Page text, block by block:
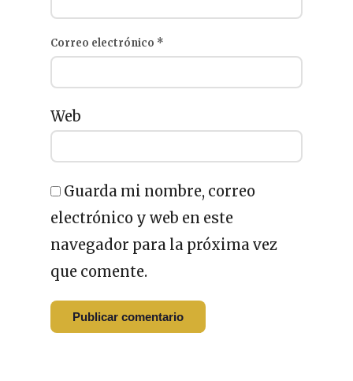
Correo electrónico *
Web
Guarda mi nombre, correo
electrónico y web en este
navegador para la próxima vez
que comente.